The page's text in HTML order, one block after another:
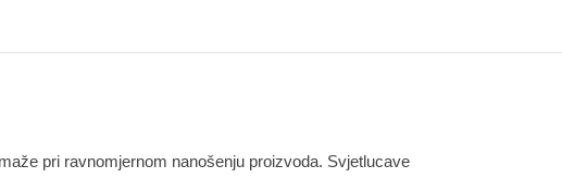
pri ravnomjernom nanošenju proizvoda. Svjetlucave